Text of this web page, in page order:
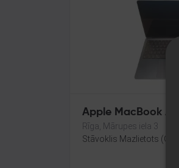
Apple MacBook
Rīga, Mārupes iela 3
Stāvoklis Mazlietots